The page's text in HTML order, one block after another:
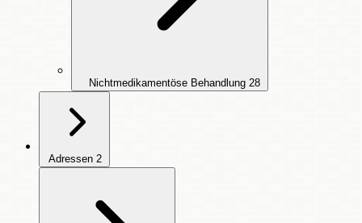
Nichtmedikamentöse Behandlung 28
Adressen 2